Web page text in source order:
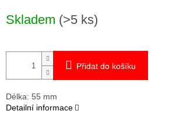
cena:
Skladem (>5 ks)
Přidat do košíku
Délka: 55 mm
Detailní informace